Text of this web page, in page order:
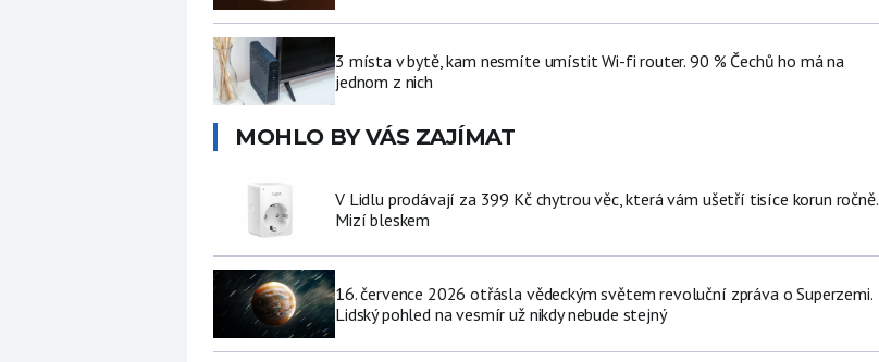
3 místa v bytě, kam nesmíte umístit Wi-fi router. 90 % Čechů ho má na
jednom z nich
MOHLO BY VÁS ZAJÍMAT
V Lidlu prodávají za 399 Kč chytrou věc, která vám ušetří tisíce korun ročně.
Mizí bleskem
16. července 2026 otřásla vědeckým světem revoluční zpráva o Superzemi.
Lidský pohled na vesmír už nikdy nebude stejný